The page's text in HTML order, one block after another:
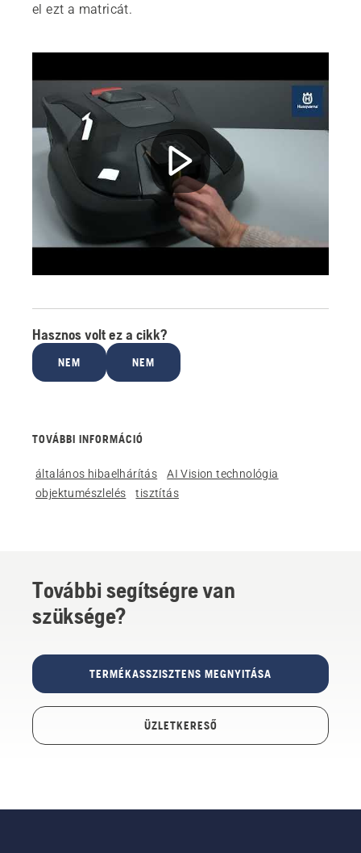
el ezt a matricát.
Hasznos volt ez a cikk?
NEM NEM
TOVÁBBI INFORMÁCIÓ
általános hibaelhárítás
AI Vision technológia
objektumészlelés
tisztítás
További segítségre van
szüksége?
TERMÉKASSZISZTENS MEGNYITÁSA
ÜZLETKERESŐ